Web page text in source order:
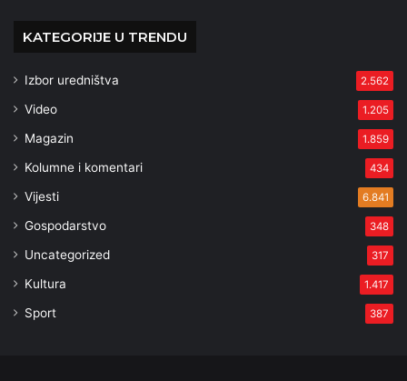
KATEGORIJE U TRENDU
Izbor uredništva 2.562
Video 1.205
Magazin 1.859
Kolumne i komentari 434
Vijesti 6.841
Gospodarstvo 348
Uncategorized 317
Kultura 1.417
Sport 387